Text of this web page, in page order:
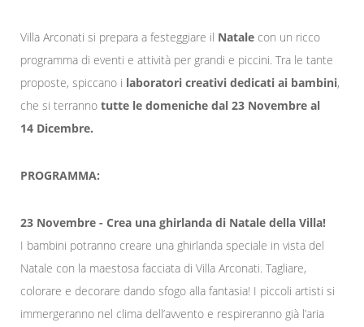
Villa Arconati si prepara a festeggiare il Natale con un ricco
programma di eventi e attività per grandi e piccini. Tra le tante
proposte, spiccano i laboratori creativi dedicati ai bambini,
che si terranno tutte le domeniche dal 23 Novembre al
14 Dicembre.
PROGRAMMA:
23 Novembre - Crea una ghirlanda di Natale della Villa!
I bambini potranno creare una ghirlanda speciale in vista del
Natale con la maestosa facciata di Villa Arconati. Tagliare,
colorare e decorare dando sfogo alla fantasia! I piccoli artisti si
immergeranno nel clima dell’avvento e respireranno già l’aria